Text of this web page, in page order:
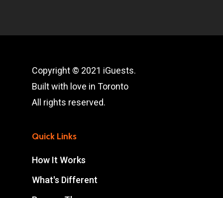
Copyright © 2021 iGuests.
Built with love in Toronto
All rights reserved.
Quick Links
How It Works
What's Different